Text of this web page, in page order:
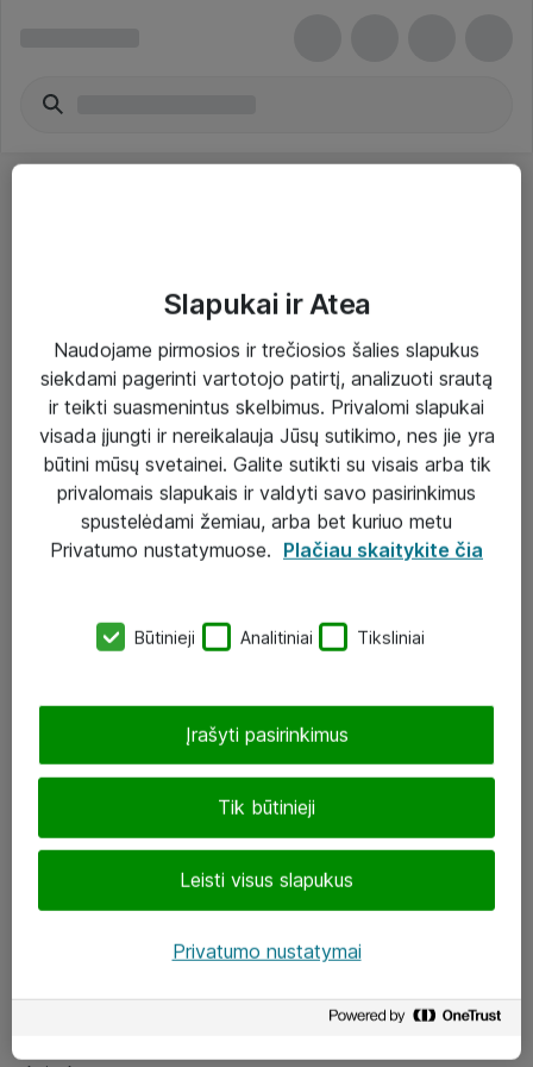
Paslaugos
Sprendimai
Įgyvendinti projektai
Atea ekspertų patarimai verslui
eShop@atea.lt
LinkedIn
Slapukai ir Atea
Naudojame pirmosios ir trečiosios šalies slapukus
siekdami pagerinti vartotojo patirtį, analizuoti srautą
ir teikti suasmenintus skelbimus. Privalomi slapukai
visada įjungti ir nereikalauja Jūsų sutikimo, nes jie yra
būtini mūsų svetainei. Galite sutikti su visais arba tik
privalomais slapukais ir valdyti savo pasirinkimus
spustelėdami žemiau, arba bet kuriuo metu
Privatumo nustatymuose. Plačiau skaitykite čia
Būtinieji Analitiniai Tiksliniai
Tik būtinieji
Leisti visus slapukus
Įrašyti pasirinkimus
Privatumo nustatymai